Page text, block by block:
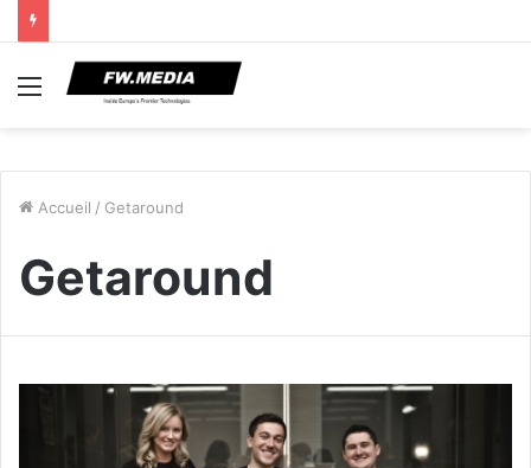
Menu
Accueil / Getaround
Getaround